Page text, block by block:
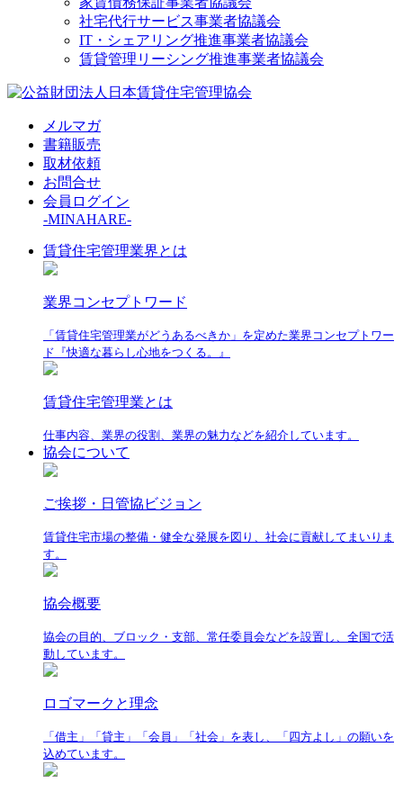
社宅代行サービス事業者協議会
IT・シェアリング推進事業者協議会
賃貸管理リーシング推進事業者協議会
メルマガ
書籍販売
取材依頼
お問合せ
会員ログイン
-MINAHARE-
賃貸住宅管理業界とは
業界コンセプトワード
「賃貸住宅管理業がどうあるべきか」を定めた業界コンセプトワー
ド『快適な暮らし心地をつくる。』
賃貸住宅管理業とは
仕事内容、業界の役割、業界の魅力などを紹介しています。
協会について
ご挨拶・日管協ビジョン
賃貸住宅市場の整備・健全な発展を図り、社会に貢献してまいりま
す。
協会概要
協会の目的、ブロック・支部、常任委員会などを設置し、全国で活
動しています。
ロゴマークと理念
「借主」「貸主」「会員」「社会」を表し、「四方よし」の願いを
込めています。